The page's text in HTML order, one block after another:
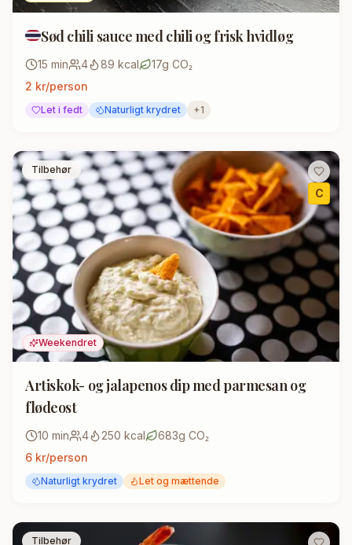
Sød chili sauce med chili og frisk hvidløg
15 min 4 89 kcal 17g CO₂
2 kr/person
Let i fedt Naturligt krydret +1
Weekendret
Tilbehør
C
Artiskok- og jalapenos dip med parmesan og
flødeost
10 min 4 250 kcal 683g CO₂
6 kr/person
Naturligt krydret Let og mættende
Tilbehør